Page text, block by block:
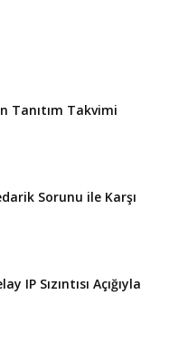
Tanıtım Takvimi
Sorunu ile Karşı
IP Sızıntısı Açığıyla